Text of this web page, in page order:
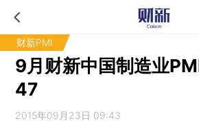
财新PMI
9月财新中国制造业
47
2015年09月23日 09:43